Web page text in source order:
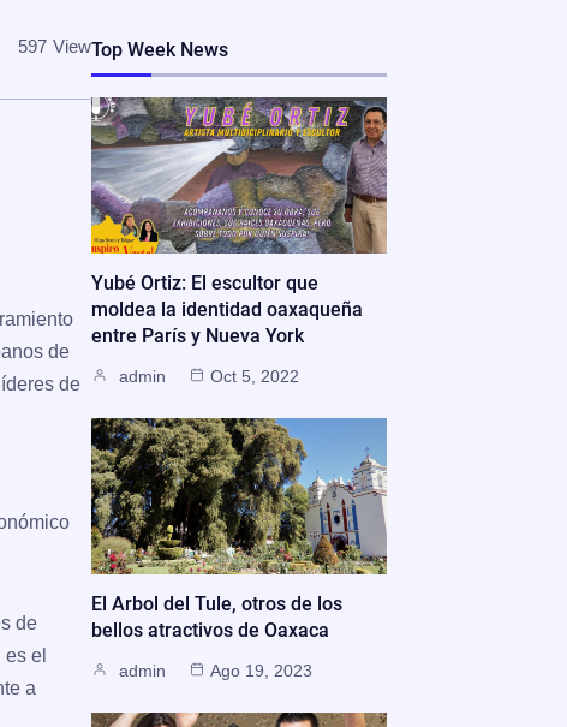
597 View
de
de
de
el
a
Top Week News
Yubé Ortiz: El escultor que
moldea la identidad oaxaqueña
entre París y Nueva York
admin Oct 5, 2022
El Arbol del Tule, otros de los
bellos atractivos de Oaxaca
admin Ago 19, 2023